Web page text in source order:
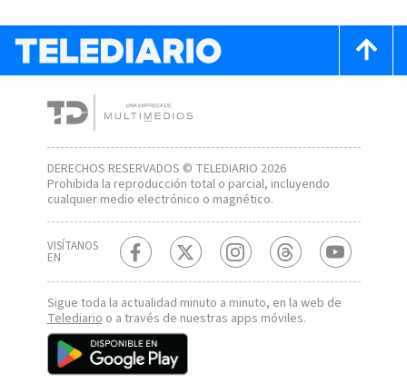
DERECHOS RESERVADOS © TELEDIARIO 2026
Prohibida la reproducción total o parcial, incluyendo
cualquier medio electrónico o magnético.
VISÍTANOS
EN
Sigue toda la actualidad minuto a minuto, en la web de
Telediarioo a través de nuestras apps móviles.